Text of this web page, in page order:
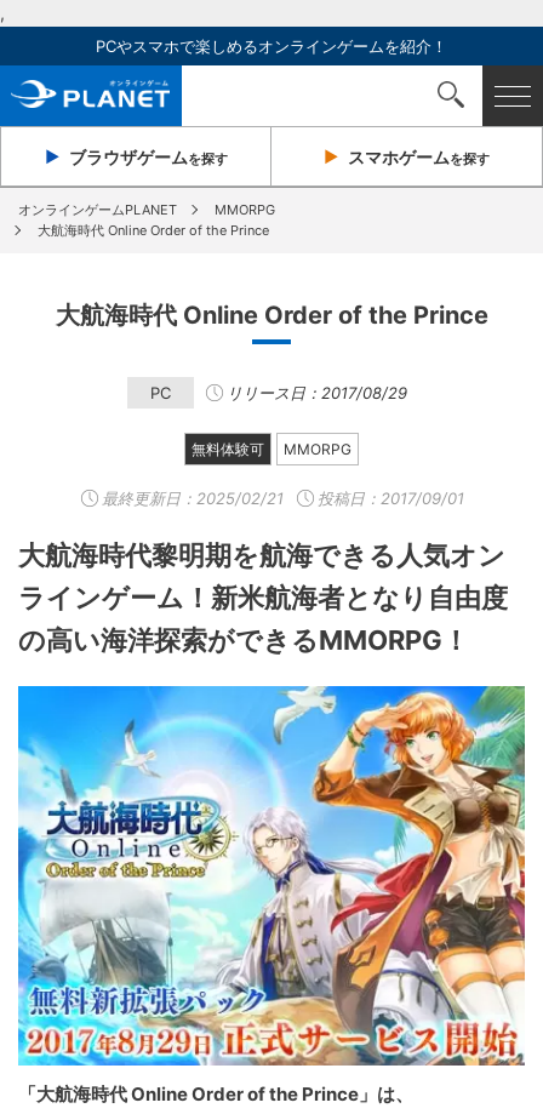
,
PCやスマホで楽しめるオンラインゲームを紹介！
ブラウザゲームを探す スマホゲームを探す
オンラインゲームPLANET
MMORPG
大航海時代 Online Order of the Prince
大航海時代 Online Order of the Prince
PC リリース日：2017/08/29
無料体験可 MMORPG
最終更新日： 2025/02/21 投稿日：2017/09/01
大航海時代黎明期を航海できる人気オン
ラインゲーム！新米航海者となり自由度
の高い海洋探索ができるMMORPG！
「大航海時代 Online Order of the Prince」は、